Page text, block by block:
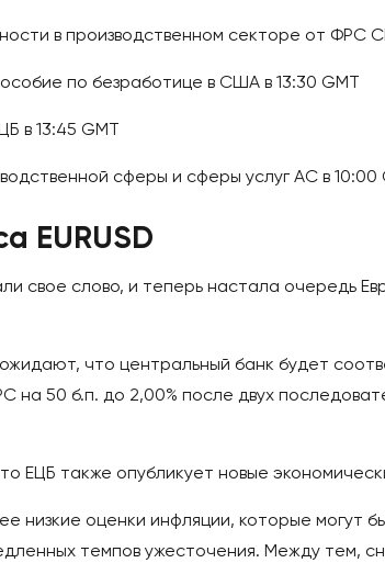
в производственном секторе от ФРС
по безработице в США в 13:30 GMT
в 13:45 GMT
сферы и сферы услуг АС в 10:00
EURUSD
свое слово, и теперь настала очередь
что центральный банк будет
на 50 б.п. до 2,00% после двух
ЕЦБ также опубликует новые
низкие оценки инфляции, которые могут
темпов ужесточения. Между тем,